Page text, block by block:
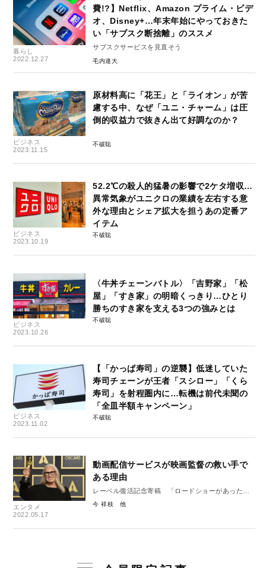
暮らし
2022.12.27
費!?】Netflix、Amazon プライム・ビデ
オ、Disney+…年末年始にやっておきた
い「サブスク断捨離」のススメ
サブスクサービスを見直そう
毛内達大
ビジネス
2023.11.15
原材料高に「花王」と「ライオン」が苦
慮する中、なぜ「ユニ・チャーム」は圧
倒的収益力で抜きん出て好調なのか？
不破聡
ビジネス
2023.10.19
52.2℃の殺人的猛暑の影響で2ケタ増収…
異常気象がユニクロの業績を左右する意
外な理由とシェア拡大を担うあの定番ア
イテム
不破聡
ビジネス
2023.10.26
〈牛丼チェーンバトル〉「吉野家」「松
屋」「すき家」の明暗くっきり…ひとり
勝ちのすき家を支える3つの強みとは
不破聡
ビジネス
2023.11.02
【「かっぱ寿司」の逆襲】低迷していた
寿司チェーンが王者「スシロー」「くら
寿司」を射程圏内に…転機は前代未聞の
「全皿半額キャンペーン」
不破聡
エンタメ
2022.05.17
動画配信サービスが映画監督の救い手で
ある理由
レーベル復活記念寄稿 「ロードショーがあったこ
ろ」＃５
今 祥枝